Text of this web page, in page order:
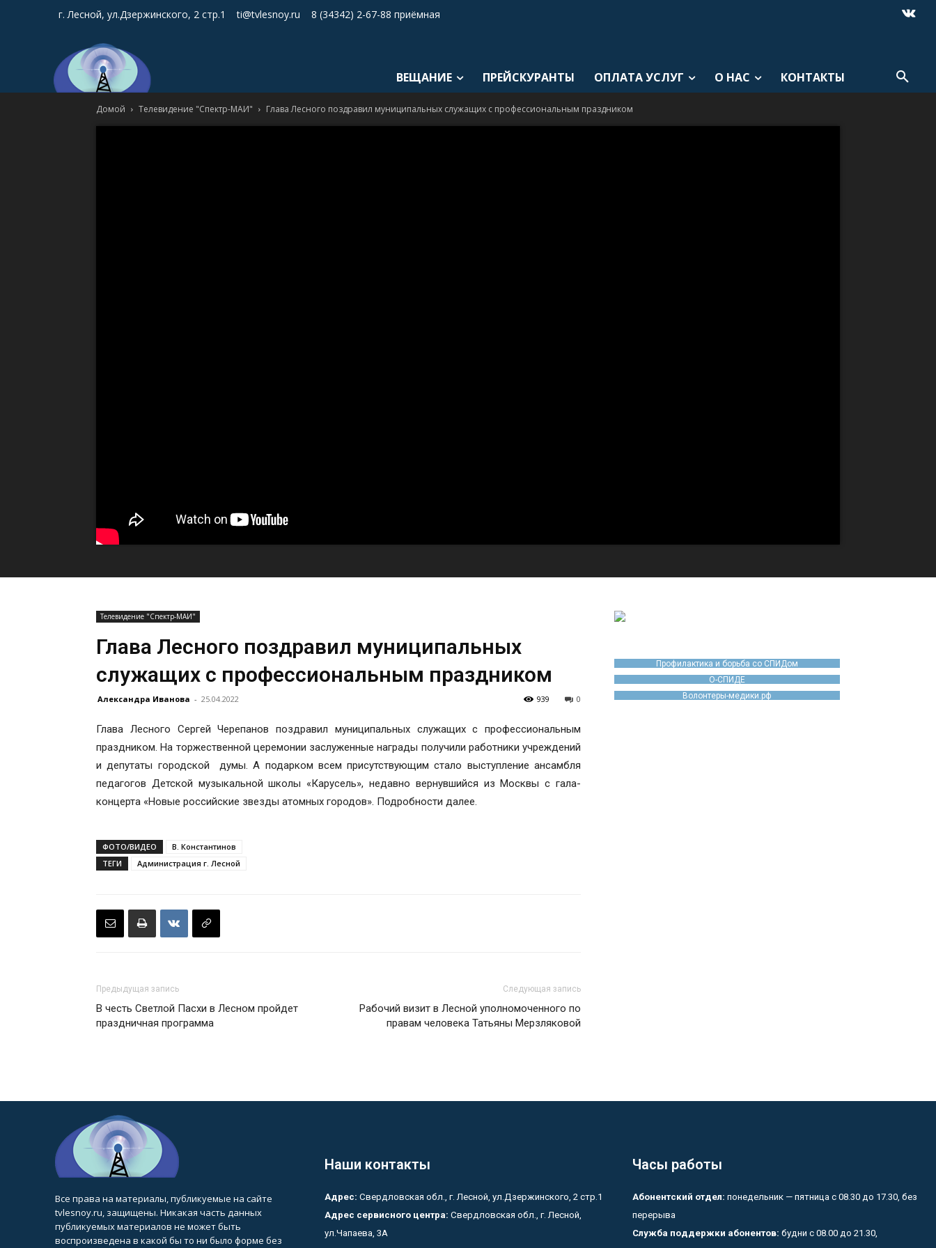
г. Лесной, ул.Дзержинского, 2 стр.1 ti@tvlesnoy.ru 8 (34342) 2-67-88 приёмная
ВЕЩАНИЕ ПРЕЙСКУРАНТЫ ОПЛАТА УСЛУГ О НАС КОНТАКТЫ
Домой Телевидение "Спектр-МАИ" Глава Лесного поздравил муниципальных служащих с профессиональным праздником
Телевидение "Спектр-МАИ"
Глава Лесного поздравил муниципальных
служащих с профессиональным праздником
Александра Иванова - 25.04.2022 0
939
Глава Лесного Сергей Черепанов поздравил муниципальных служащих с профессиональным
праздником. На торжественной церемонии заслуженные награды получили работники учреждений
и депутаты городской думы. А подарком всем присутствующим стало выступление ансамбля
педагогов Детской музыкальной школы «Карусель», недавно вернувшийся из Москвы с гала-
концерта «Новые российские звезды атомных городов». Подробности далее.
ФОТО/ВИДЕО
В. Константинов
ТЕГИ
Администрация г. Лесной
Предыдущая запись
В честь Светлой Пасхи в Лесном пройдет
праздничная программа
Следующая запись
Рабочий визит в Лесной уполномоченного по
правам человека Татьяны Мерзляковой
Профилактика и борьба со СПИДом
О-СПИДЕ
Волонтеры-медики.рф
Все права на материалы, публикуемые на сайте
tvlesnoy.ru, защищены. Никакая часть данных
публикуемых материалов не может быть
воспроизведена в какой бы то ни было форме без
Наши контакты
Адрес: Свердловская обл., г. Лесной, ул.Дзержинского, 2 стр.1
Адрес сервисного центра: Свердловская обл., г. Лесной,
ул.Чапаева, 3А
Часы работы
Абонентский отдел: понедельник — пятница с 08.30 до 17.30, без
перерыва
Служба поддержки абонентов: будни с 08.00 до 21.30,